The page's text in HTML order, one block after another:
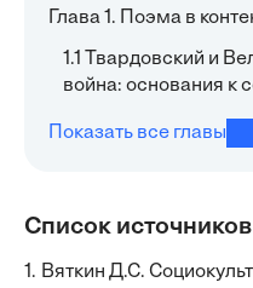
Глава 1. Поэма в
1.1 Твардовский и
война: основания к
Показать все главы
Список источников
1. Вяткин Д.С.